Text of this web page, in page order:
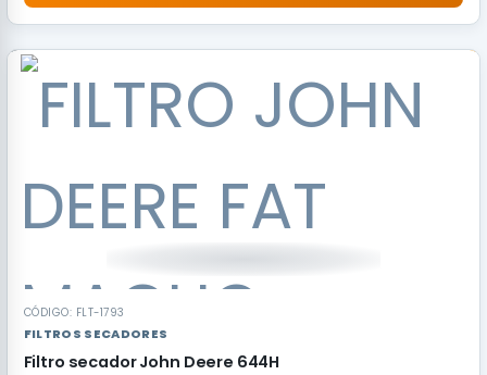
CÓDIGO: FLT-1793
FILTROS SECADORES
Filtro secador John Deere 644H